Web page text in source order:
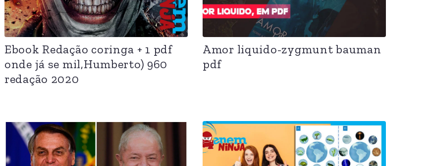
Ebook Redação coringa + 1 pdf
onde já se mil,Humberto) 960
redação 2020
Amor liquido-zygmunt bauman
pdf